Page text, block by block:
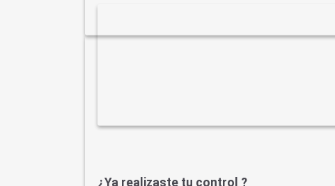
¿Ya realizaste tu control ?